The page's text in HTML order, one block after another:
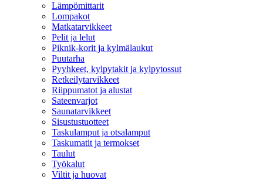
Lämpömittarit
Lompakot
Matkatarvikkeet
Pelit ja lelut
Piknik-korit ja kylmälaukut
Puutarha
Pyyhkeet, kylpytakit ja kylpytossut
Retkeilytarvikkeet
Riippumatot ja alustat
Sateenvarjot
Saunatarvikkeet
Sisustustuotteet
Taskulamput ja otsalamput
Taskumatit ja termokset
Taulut
Työkalut
Viltit ja huovat